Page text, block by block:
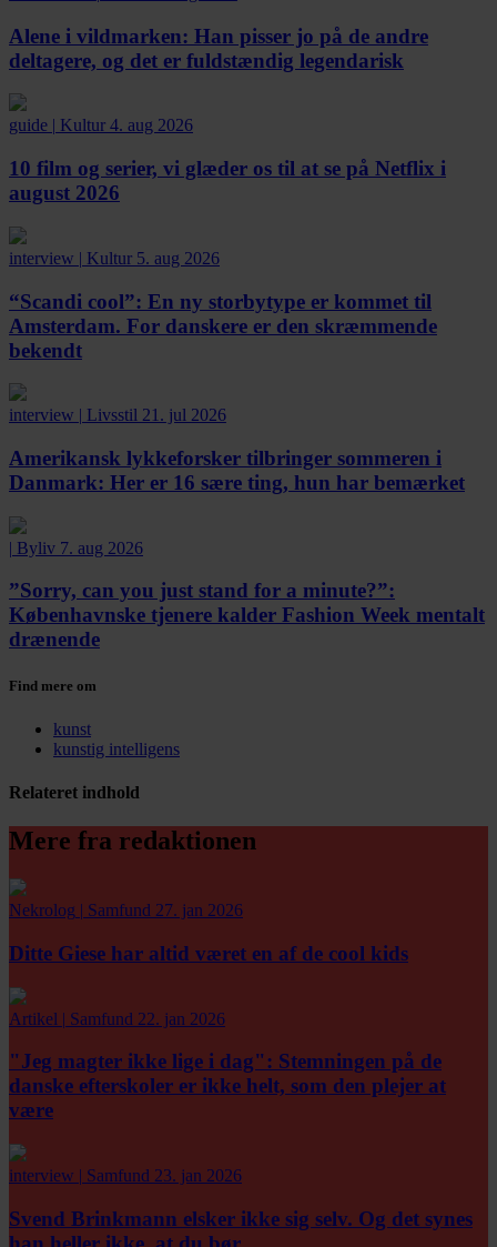
Alene i vildmarken: Han pisser jo på de andre
deltagere, og det er fuldstændig legendarisk
guide Kultur 4. aug 2026
10 film og serier, vi glæder os til at se på Netflix i
august 2026
interview | Kultur 5. aug 2026
“Scandi cool”: En ny storbytype er kommet til
Amsterdam. For danskere er den skræmmende
bekendt
interview | Livsstil 21. jul 2026
Amerikansk lykkeforsker tilbringer sommeren i
Danmark: Her er 16 sære ting, hun har bemærket
| Byliv 7. aug 2026
”Sorry, can you just stand for a minute?”:
Københavnske tjenere kalder Fashion Week mentalt
drænende
Find mere om
kunst
kunstig intelligens
Relateret indhold
Mere fra redaktionen
Nekrolog | Samfund 27. jan 2026
Ditte Giese har altid været en af de cool kids
Artikel | Samfund 22. jan 2026
"Jeg magter ikke lige i dag": Stemningen på de
danske efterskoler er ikke helt, som den plejer at
være
interview | Samfund 23. jan 2026
Svend Brinkmann elsker ikke sig selv. Og det synes